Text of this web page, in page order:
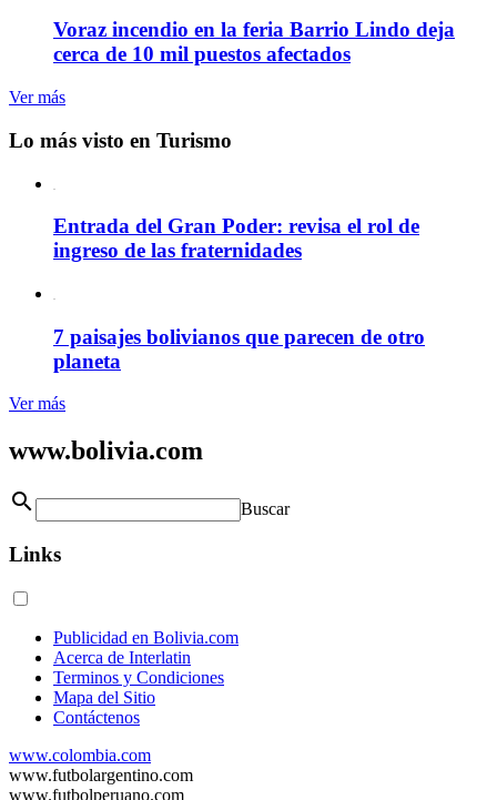
Voraz incendio en la feria Barrio Lindo deja
cerca de 10 mil puestos afectados
Ver más
Lo más visto en Turismo
Entrada del Gran Poder: revisa el rol de
ingreso de las fraternidades
7 paisajes bolivianos que parecen de otro
planeta
Ver más
www.bolivia.com
search Buscar
Links
Publicidad en Bolivia.com
Acerca de Interlatin
Terminos y Condiciones
Mapa del Sitio
Contáctenos
www.colombia.com
www.futbolargentino.com
www.futbolperuano.com